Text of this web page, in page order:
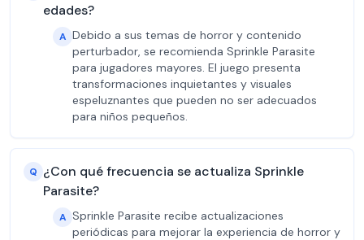
edades?
A Debido a sus temas de horror y contenido
perturbador, se recomienda Sprinkle Parasite
para jugadores mayores. El juego presenta
transformaciones inquietantes y visuales
espeluznantes que pueden no ser adecuados
para niños pequeños.
Q ¿Con qué frecuencia se actualiza Sprinkle
Parasite?
A Sprinkle Parasite recibe actualizaciones
periódicas para mejorar la experiencia de horror y